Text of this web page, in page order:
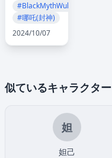
#BlackMythWukong
#哪吒(封神)
2024/10/07
似ているキャラクター
妲
妲己